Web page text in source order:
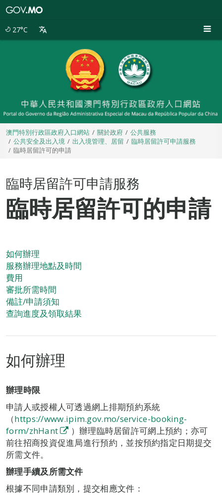
27°C
澳門特別行政區政府入口網站 關於政府
公共服務
公共安全及出入境
出入境管理、居留
臨時居留許可申請服務
臨時居留許可的申請
臨時居留許可申請服務
臨時居留許可的申請
如何辦理
服務辦理地點及時間
費用
審批所需時間
備註/申請須知
查詢進度及領取結果
如何辦理
辦理時限
申請人或授權人可透過網上排期預約系統
（https://www.ipim.gov.mo/service-booking-
form/zhHant
）辦理臨時居留許可網上預約；亦可
前往招商投資促進局進行預約，並按預約指定日期提交
所需文件。
辦理手續及所需文件
根據不同申請類別，提交相應文件：